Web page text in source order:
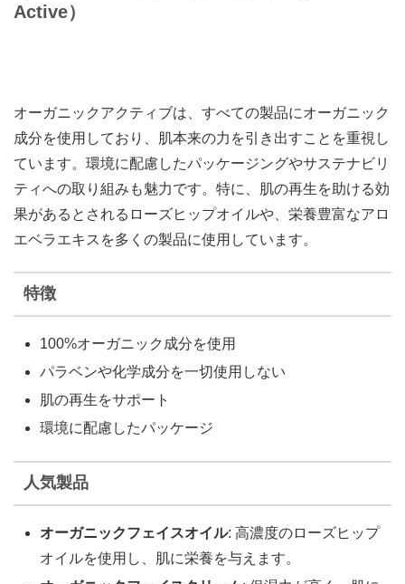
Active）
オーガニックアクティブは、すべての製品にオーガニック
成分を使用しており、肌本来の力を引き出すことを重視し
ています。環境に配慮したパッケージングやサステナビリ
ティへの取り組みも魅力です。特に、肌の再生を助ける効
果があるとされるローズヒップオイルや、栄養豊富なアロ
エベラエキスを多くの製品に使用しています。
特徴
100%オーガニック成分を使用
パラベンや化学成分を一切使用しない
肌の再生をサポート
環境に配慮したパッケージ
人気製品
オーガニックフェイスオイル: 高濃度のローズヒップ
オイルを使用し、肌に栄養を与えます。